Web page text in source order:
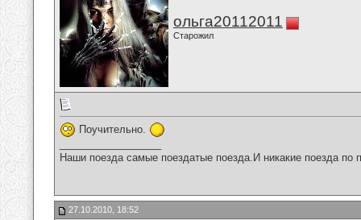
ольга20112011
Старожил
Поучительно.
Наши поезда самые поездатые поезда.И никакие поезда по
27.10.2010, 18:52